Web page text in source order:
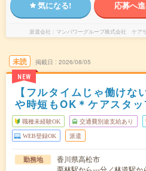
気になる! 応募へ
派遣会社 マンパワーグループ株式会社 ケア
未読
NEW
掲載日 2026/08/05
【フルタイムじゃ働けな
や時短もOK＊ケアスタッ
職種未経験OK 交通費別途支給あり
WEB登録OK 派遣
勤務地
香川県高松市
栗林駅から---分／林道駅